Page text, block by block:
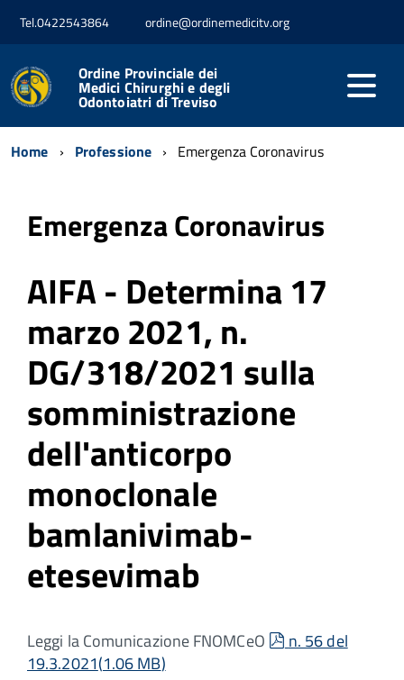
Tel.0422543864 ordine@ordinemedicitv.org
Ordine Provinciale dei
Medici Chirurghi e degli
Odontoiatri di Treviso
Home Professione Emergenza Coronavirus
Emergenza Coronavirus
AIFA - Determina 17
marzo 2021, n.
DG/318/2021 sulla
somministrazione
dell'anticorpo
monoclonale
bamlanivimab-
etesevimab
Leggi la Comunicazione FNOMCeO pdf
n. 56 del
19.3.2021(1.06 MB)